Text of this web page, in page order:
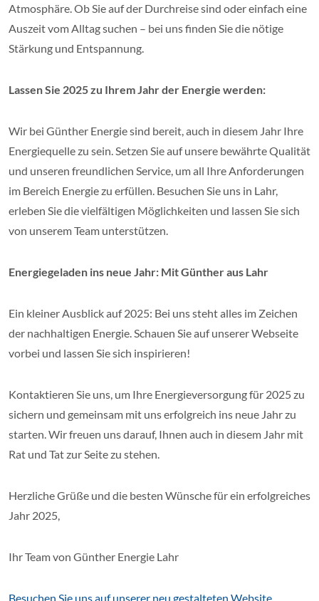
Atmosphäre. Ob Sie auf der Durchreise sind oder einfach eine
Auszeit vom Alltag suchen – bei uns finden Sie die nötige
Stärkung und Entspannung.
Lassen Sie 2025 zu Ihrem Jahr der Energie werden:
Wir bei Günther Energie sind bereit, auch in diesem Jahr Ihre
Energiequelle zu sein. Setzen Sie auf unsere bewährte Qualität
und unseren freundlichen Service, um all Ihre Anforderungen
im Bereich Energie zu erfüllen. Besuchen Sie uns in Lahr,
erleben Sie die vielfältigen Möglichkeiten und lassen Sie sich
von unserem Team unterstützen.
Energiegeladen ins neue Jahr: Mit Günther aus Lahr
Ein kleiner Ausblick auf 2025: Bei uns steht alles im Zeichen
der nachhaltigen Energie. Schauen Sie auf unserer Webseite
vorbei und lassen Sie sich inspirieren!
Kontaktieren Sie uns, um Ihre Energieversorgung für 2025 zu
sichern und gemeinsam mit uns erfolgreich ins neue Jahr zu
starten. Wir freuen uns darauf, Ihnen auch in diesem Jahr mit
Rat und Tat zur Seite zu stehen.
Herzliche Grüße und die besten Wünsche für ein erfolgreiches
Jahr 2025,
Ihr Team von Günther Energie Lahr
Besuchen Sie uns auf unserer neu gestalteten Website.